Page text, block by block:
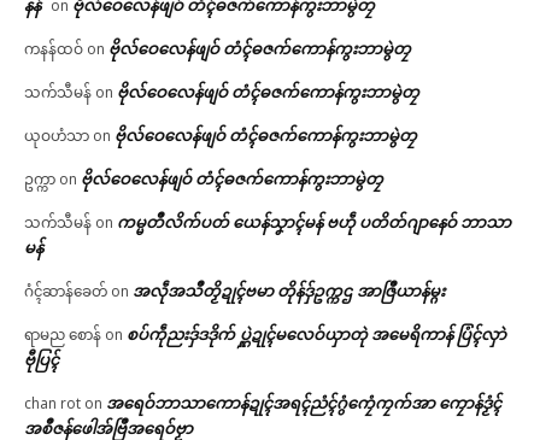
နန် on ဗိုလ်ဝေလေန်ဖျဝ် တံၚ်ဓဇက်ကောန်ကွးဘာမွဲတၠ
ကနန်ထဝ် on ဗိုလ်ဝေလေန်ဖျဝ် တံၚ်ဓဇက်ကောန်ကွးဘာမွဲတၠ
သက်သီမန် on ဗိုလ်ဝေလေန်ဖျဝ် တံၚ်ဓဇက်ကောန်ကွးဘာမွဲတၠ
ယုဝဟံသာ on ဗိုလ်ဝေလေန်ဖျဝ် တံၚ်ဓဇက်ကောန်ကွးဘာမွဲတၠ
ဥက္ကာ on ဗိုလ်ဝေလေန်ဖျဝ် တံၚ်ဓဇက်ကောန်ကွးဘာမွဲတၠ
သက်သီမန် on ကမ္မတဳလိက်ပတ် ယေန်သၞာၚ်မန် ဗဟဵု ပတိတ်ဂျာနေဝ် ဘာသာ
မန်
ဂံၚ်ဆာန်ခေတ် on အလဵုအသဳတၟိဍုၚ်ဗမာ တိုန်ဒှ်ဥက္ကဌ အာဇြဳယာန်မ္ဂး
ရာမည စောန် on စပ်ကဵုညးဒှ်ဒဒိုက် ပ္ဋဲဍုၚ်မလေဝ်ယှာတုဲ အမေရိကာန် ပြံၚ်လှာဲ
ဗီုပြၚ်
chan rot on အရေဝ်ဘာသာကောန်ဍုၚ်အရၚ်ညံၚ်ဂွံကၠေံကၠက်အာ ကၠောန်ဒၟံၚ်
အစဳဇန်ဖေါအ်ဗြဳအရေဝ်ဗၟာ